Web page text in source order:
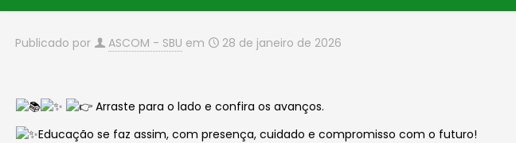
Publicado por ASCOM - SBU em 28 de janeiro de 2026
Arraste para o lado e confira os avanços.
Educação se faz assim, com presença, cuidado e compromisso com o futuro!